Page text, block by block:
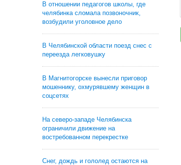
В отношении педагогов школы, где
челябинка сломала позвоночник,
возбудили уголовное дело
В Челябинской области поезд снес с
переезда легковушку
В Магнитогорске вынесли приговор
мошеннику, охмурявшему женщин в
соцсетях
На северо-западе Челябинска
ограничили движение на
востребованном перекрестке
Снег, дождь и гололед остаются на